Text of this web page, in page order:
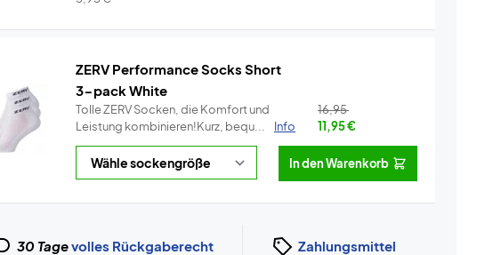
ZERV Performance Socks Short
3-pack White
Tolle ZERV Socken, die Komfort und
Leistung kombinieren!Kurz, bequ...
Info
16,95
11,95€
In den Warenkorb
30 Tagevolles Rückgaberecht Zahlungsmittel